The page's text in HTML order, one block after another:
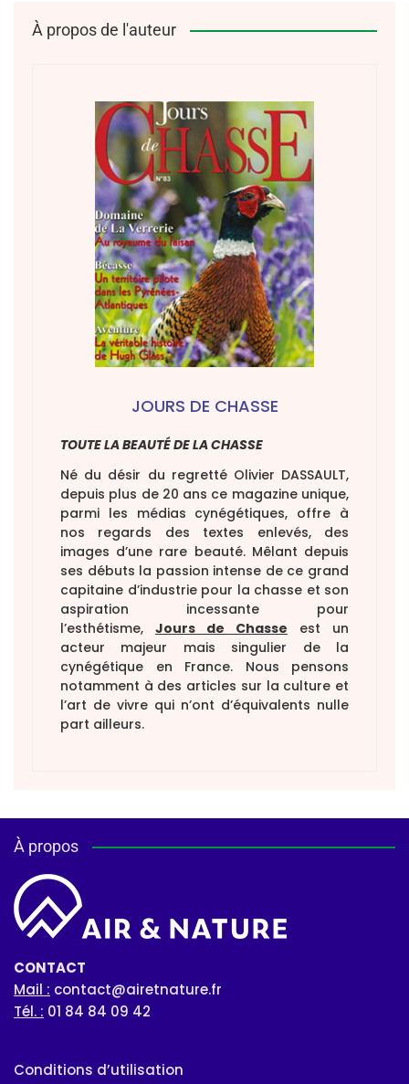
À propos de l'auteur
JOURS DE CHASSE
TOUTE LA BEAUTÉ DE LA CHASSE
Né du désir du regretté Olivier DASSAULT,
depuis plus de 20 ans ce magazine unique,
parmi les médias cynégétiques, offre à
nos regards des textes enlevés, des
images d’une rare beauté. Mêlant depuis
ses débuts la passion intense de ce grand
capitaine d’industrie pour la chasse et son
aspiration incessante pour
l’esthétisme, Jours de Chasse est un
acteur majeur mais singulier de la
cynégétique en France. Nous pensons
notamment à des articles sur la culture et
l’art de vivre qui n’ont d’équivalents nulle
part ailleurs.
À propos
CONTACT
Mail : contact@airetnature.fr
Tél. : 01 84 84 09 42
Conditions d’utilisation